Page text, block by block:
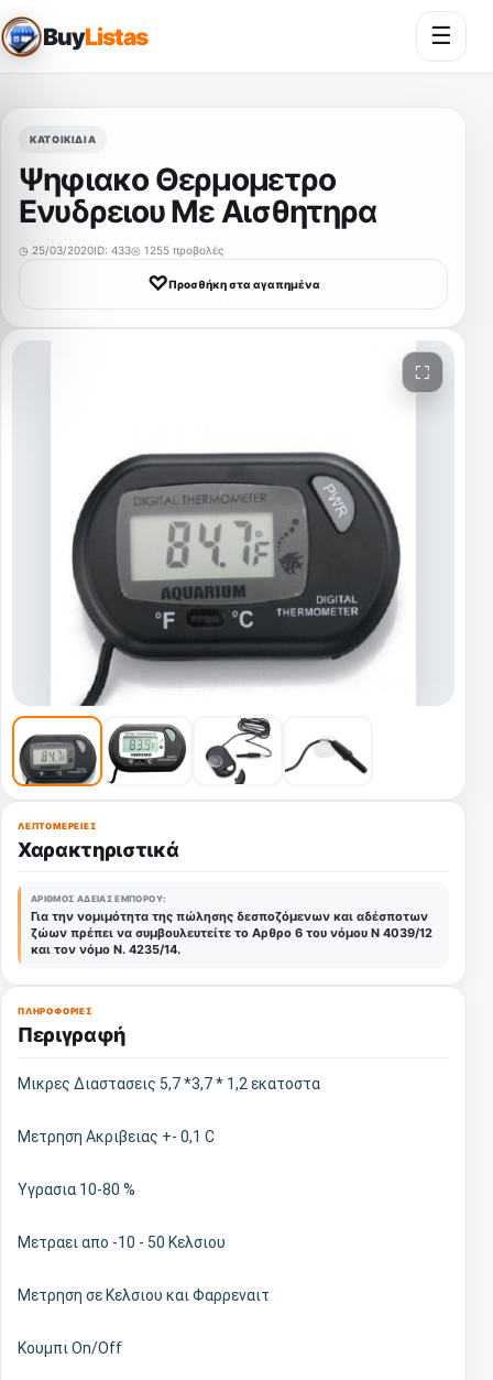
BuyListas ☰
ΚΑΤΟΙΚΊΔΙΑ
Ψηφιακο Θερμομετρο
Ενυδρειου Με Αισθητηρα
◷ 25/03/2020ID: 433◎ 1255 προβολές
♡Προσθήκη στα αγαπημένα
ΛΕΠΤΟΜΈΡΕΙΕΣ
Χαρακτηριστικά
ΑΡΙΘΜΌΣ ΆΔΕΙΑΣ ΕΜΠΌΡΟΥ:
Για την νομιμότητα της πώλησης δεσποζόμενων και αδέσποτων
ζώων πρέπει να συμβουλευτείτε το Αρθρο 6 του νόμου Ν 4039/12
και τον νόμο Ν. 4235/14.
ΠΛΗΡΟΦΟΡΊΕΣ
Περιγραφή
Μικρες Διαστασεις 5,7 *3,7 * 1,2 εκατοστα
Μετρηση Ακριβειας +- 0,1 C
Υγρασια 10-80 %
Μετραει απο -10 - 50 Κελσιου
Μετρηση σε Κελσιου και Φαρρεναιτ
Κουμπι On/Off